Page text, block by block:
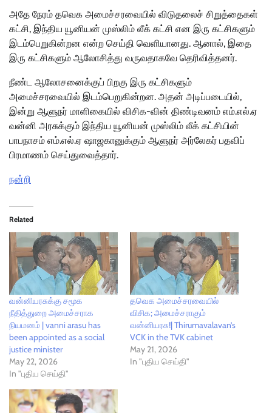
அதே நேரம் தவெக அமைச்சரவையில் விடுதலைச் சிறுத்தைகள்
கட்சி, இந்திய யூனியன் முஸ்லிம் லீக் கட்சி என இரு கட்சிகளும்
இடம்பெறுகின்றன என்ற செய்தி வெளியானது. ஆனால், இதை
இரு கட்சிகளும் ஆலோசித்து வருவதாகவே தெரிவித்தனர்.
நீண்ட ஆலோசனைக்குப் பிறகு இரு கட்சிகளும்
அமைச்சரவையில் இடம்பெறுகின்றன. அதன் அடிப்படையில்,
இன்று ஆளுநர் மாளிகையில் விசிக-வின் திண்டிவனம் எம்.எல்.ஏ
வன்னி அரசுக்கும் இந்திய யூனியன் முஸ்லிம் லீக் கட்சியின்
பாபநாசம் எம்.எல்.ஏ ஷாஜகானுக்கும் ஆளுநர் அர்லேகர் பதவிப்
பிரமாணம் செய்துவைத்தார்.
நன்றி
Related
வன்னியரசுக்கு சமூக
நீதித்துறை அமைச்சராக
நியமனம் | vanni arasu has
been appointed as a social
justice minister
May 22, 2026
In "புதிய செய்தி"
தவெக அமைச்சரவையில்
விசிக; அமைச்சராகும்
வன்னியரசு!| Thirumavalavan’s
VCK in the TVK cabinet
May 21, 2026
In "புதிய செய்தி"